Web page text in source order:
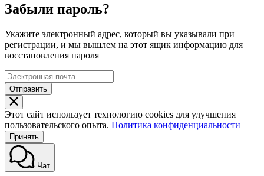
Забыли пароль?
Укажите электронный адрес, который вы указывали при
регистрации, и мы вышлем на этот ящик информацию для
восстановления пароля
Отправить
Этот сайт использует технологию cookies для улучшения
пользовательского опыта. Политика конфиденциальности
Принять
Чат